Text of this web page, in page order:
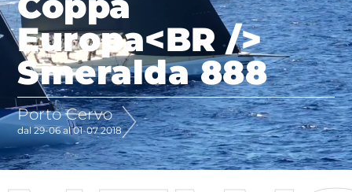
Europa<BR />
Smeralda 888
Porto Cervo
dal 29-06 al 01-07 2018